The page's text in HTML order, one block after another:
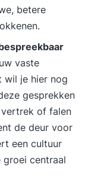
sociale
oefen je
op
in op de
Je leert dat
met een
betere
vaste
wil je hier nog
gesprekken
of falen
de deur voor
een cultuur
groei centraal